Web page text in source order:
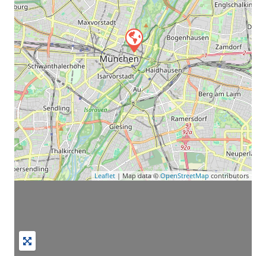
Leaflet | Map data ©OpenStreetMap contributors